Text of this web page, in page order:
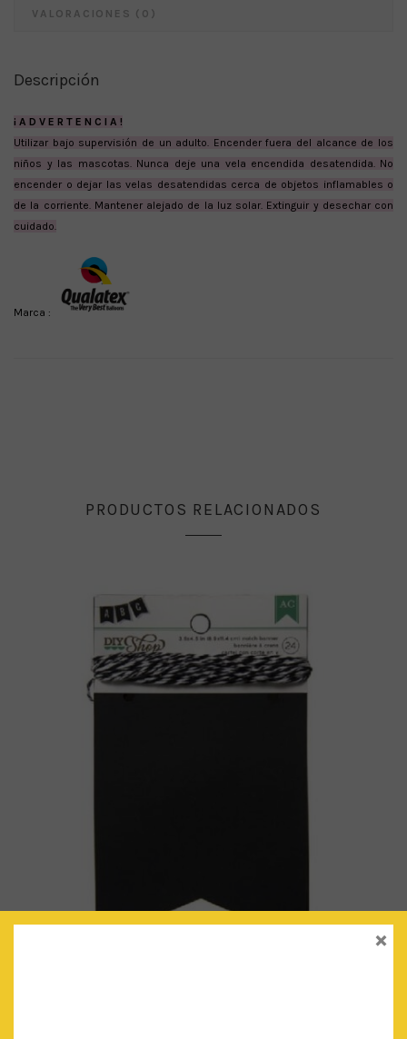
VALORACIONES (0)
Descripción
¡ A D V E R T E N C I A !
Utilizar bajo supervisión de un adulto. Encender fuera del alcance de los
niños y las mascotas. Nunca deje una vela encendida desatendida. No
encender o dejar las velas desatendidas cerca de objetos inflamables o
de la corriente. Mantener alejado de la luz solar. Extinguir y desechar con
cuidado.
Marca :
PRODUCTOS RELACIONADOS
×